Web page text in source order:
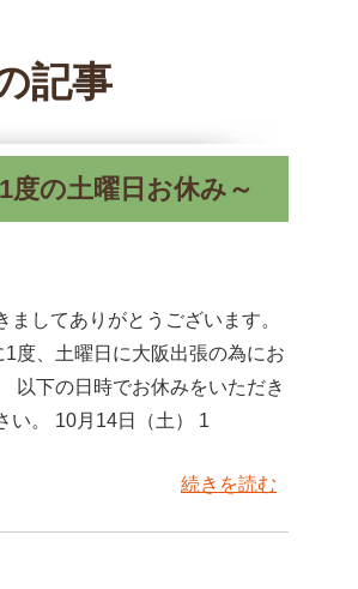
記事
の土曜日お休み～
してありがとうございます。
度、土曜日に大阪出張の為にお
以下の日時でお休みをいただき
い。 10月14日（土） 1
続きを読む